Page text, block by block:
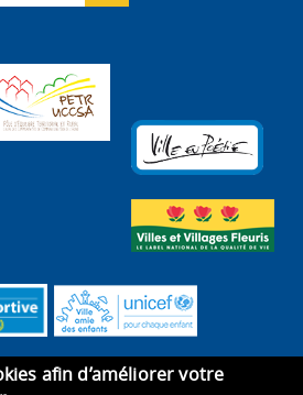
afin d’améliorer votre